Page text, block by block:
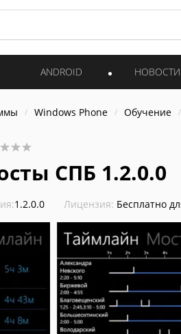
ANDROID НОВОСТИ
Windows Phone Обучение
СПБ 1.2.0.0
1.2.0.0 Лицензия: Бесплатно